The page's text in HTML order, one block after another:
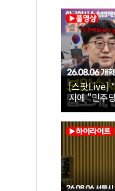
[스팟Live]
지에 "민주
26.08.06 개